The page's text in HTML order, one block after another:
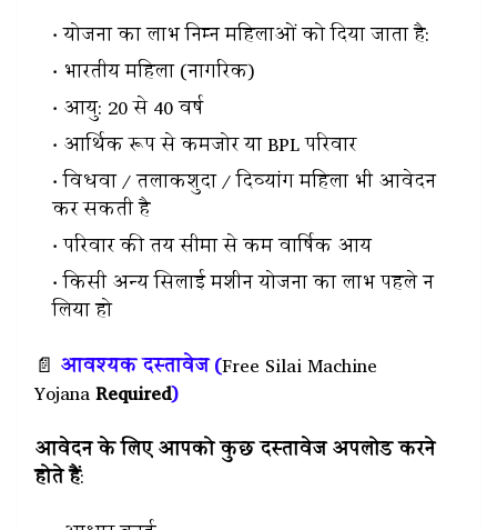
योजना का लाभ निम्न महिलाओं को दिया जाता है:
भारतीय महिला (नागरिक)
आयु: 20 से 40 वर्ष
आर्थिक रूप से कमजोर या BPL परिवार
विधवा / तलाकशुदा / दिव्यांग महिला भी आवेदन
कर सकती है
परिवार की तय सीमा से कम वार्षिक आय
किसी अन्य सिलाई मशीन योजना का लाभ पहले न
लिया हो
📄 आवश्यक दस्तावेज (Free Silai Machine
YojanaRequired)
आवेदन के लिए आपको कुछ दस्तावेज अपलोड करने
होते हैं: